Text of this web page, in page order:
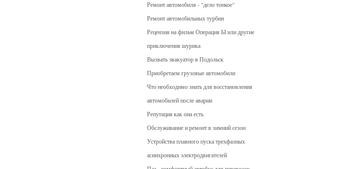
Ремонт автомобиля - "дело тонкое"
Ремонт автомобильных турбин
Рецензия на фильм Операция Ы или другие
приключения шурика
Вызвать эвакуатор в Подольск
Приобретаем грузовые автомобили
Что необходимо знать для восстановления
автомобилей после аварии
Репутация как она есть
Обслуживание и ремонт в зимний сезон
Устройства плавного пуска трехфазных
асинхронных электродвигателей